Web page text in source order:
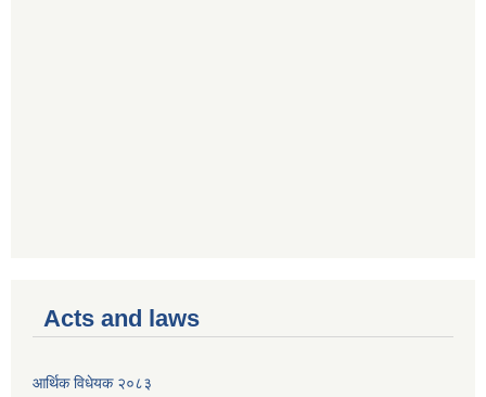
Acts and laws
आर्थिक विधेयक २०८३